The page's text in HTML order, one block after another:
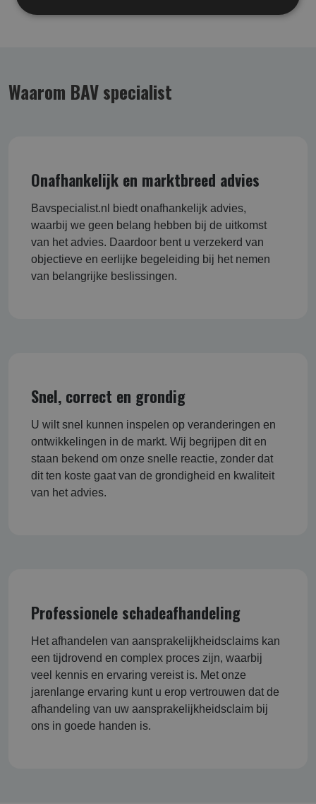
Waarom BAV specialist
Onafhankelijk en marktbreed advies
Bavspecialist.nl biedt onafhankelijk advies,
waarbij we geen belang hebben bij de uitkomst
van het advies. Daardoor bent u verzekerd van
objectieve en eerlijke begeleiding bij het nemen
van belangrijke beslissingen.
Snel, correct en grondig
U wilt snel kunnen inspelen op veranderingen en
ontwikkelingen in de markt. Wij begrijpen dit en
staan bekend om onze snelle reactie, zonder dat
dit ten koste gaat van de grondigheid en kwaliteit
van het advies.
Professionele schadeafhandeling
Het afhandelen van aansprakelijkheidsclaims kan
een tijdrovend en complex proces zijn, waarbij
veel kennis en ervaring vereist is. Met onze
jarenlange ervaring kunt u erop vertrouwen dat de
afhandeling van uw aansprakelijkheidsclaim bij
ons in goede handen is.